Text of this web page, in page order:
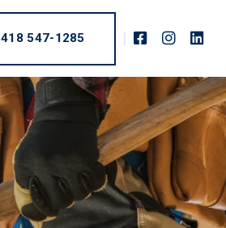
418 547-1285